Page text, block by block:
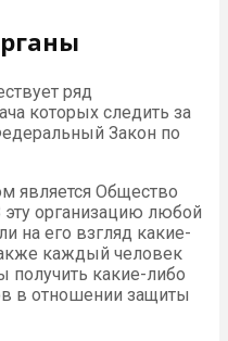
ряд
которых следить за
Закон по
является Общество
организацию любой
на его взгляд какие-
каждый человек
получить какие-либо
в отношении защиты